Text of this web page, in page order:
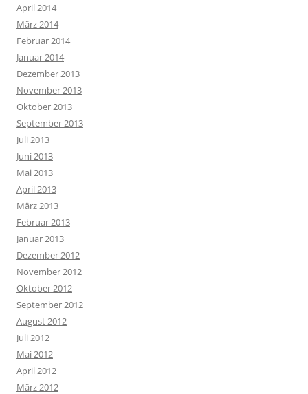
April 2014
März 2014
Februar 2014
Januar 2014
Dezember 2013
November 2013
Oktober 2013
September 2013
Juli 2013
Juni 2013
Mai 2013
April 2013
März 2013
Februar 2013
Januar 2013
Dezember 2012
November 2012
Oktober 2012
September 2012
August 2012
Juli 2012
Mai 2012
April 2012
März 2012